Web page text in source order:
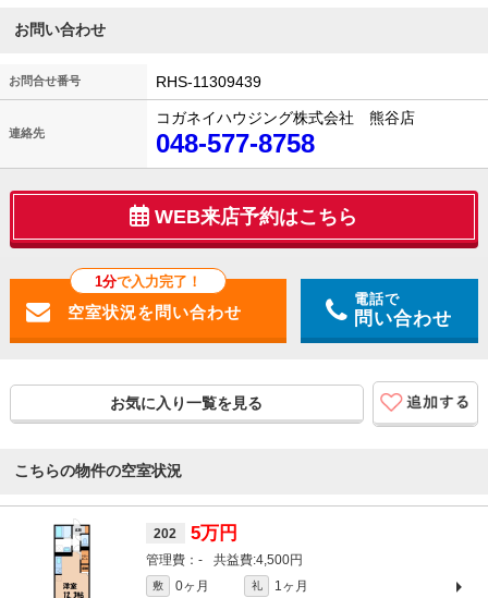
お問い合わせ
お問合せ番号 RHS-11309439
連絡先
コガネイハウジング株式会社 熊谷店
048-577-8758
WEB来店予約はこちら
1分で入力完了！
電話で
問い合わせ
お気に入り一覧を見る
こちらの物件の空室状況
202 5万円
- 4,500円
敷 0ヶ月 礼
1ヶ月